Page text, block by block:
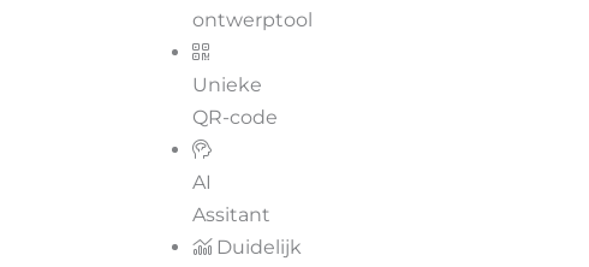
ontwerptool
Unieke
QR-code
AI
Assitant
Duidelijk